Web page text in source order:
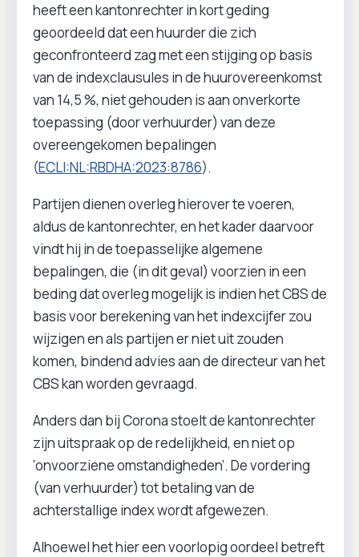
heeft een kantonrechter in kort geding
geoordeeld dat een huurder die zich
geconfronteerd zag met een stijging op basis
van de indexclausules in de huurovereenkomst
van 14,5 %, niet gehouden is aan onverkorte
toepassing (door verhuurder) van deze
overeengekomen bepalingen
(ECLI:NL:RBDHA:2023:8786).
Partijen dienen overleg hierover te voeren,
aldus de kantonrechter, en het kader daarvoor
vindt hij in de toepasselijke algemene
bepalingen, die (in dit geval) voorzien in een
beding dat overleg mogelijk is indien het CBS de
basis voor berekening van het indexcijfer zou
wijzigen en als partijen er niet uit zouden
komen, bindend advies aan de directeur van het
CBS kan worden gevraagd.
Anders dan bij Corona stoelt de kantonrechter
zijn uitspraak op de redelijkheid, en niet op
‘onvoorziene omstandigheden’. De vordering
(van verhuurder) tot betaling van de
achterstallige index wordt afgewezen.
Alhoewel het hier een voorlopig oordeel betreft